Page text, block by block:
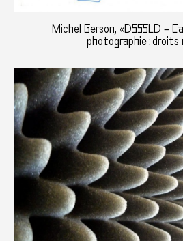
Michel Gerson, «DSSSLD –
photographie : droits